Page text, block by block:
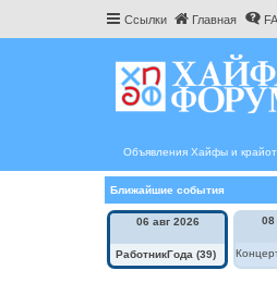
Ссылки Главная
Объявления Хайфы и крайот
Ближайшие события
06 авг 2026
РаботникГода (39)
08